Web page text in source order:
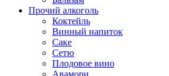
Прочий алкоголь
Коктейль
Винный напиток
Саке
Сетю
Плодовое вино
Авамори